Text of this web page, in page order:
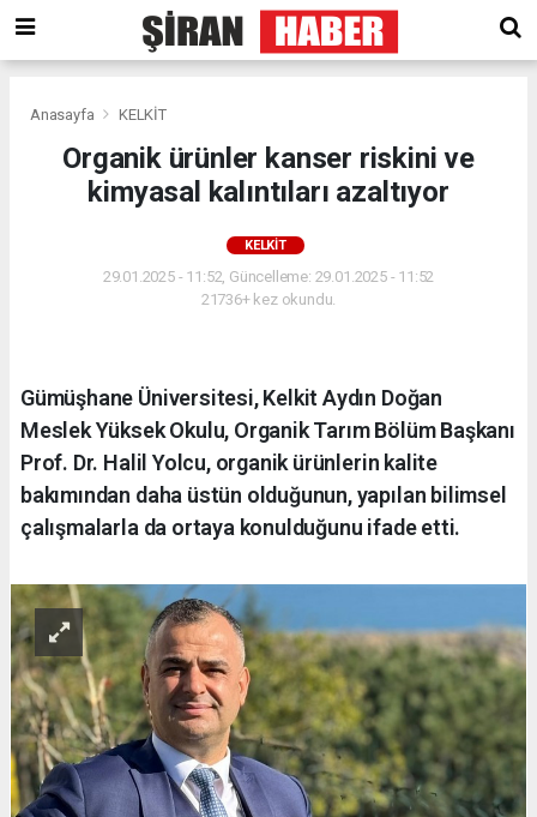
Anasayfa KELKİT
Organik ürünler kanser riskini ve
kimyasal kalıntıları azaltıyor
KELKİT
29.01.2025 - 11:52, Güncelleme: 29.01.2025 - 11:52
21736+ kez okundu.
Gümüşhane Üniversitesi, Kelkit Aydın Doğan
Meslek Yüksek Okulu, Organik Tarım Bölüm Başkanı
Prof. Dr. Halil Yolcu, organik ürünlerin kalite
bakımından daha üstün olduğunun, yapılan bilimsel
çalışmalarla da ortaya konulduğunu ifade etti.